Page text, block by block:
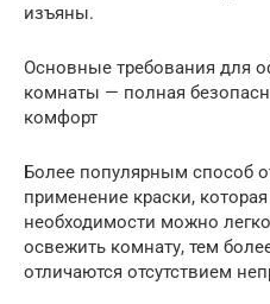
изъяны.
Основные требования для
комнаты — полная
комфорт
Более популярным способ
применение краски,
необходимости можно
освежить комнату, тем
отличаются отсутствием